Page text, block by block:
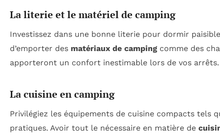
La literie et le matériel de camping
Investissez dans une bonne literie pour dormir
d’emporter des matériaux de camping comme des
apporteront un confort inestimable lors de vos arrêts.
La cuisine en camping
Privilégiez les équipements de cuisine compacts tels
pratiques. Avoir tout le nécessaire en matière de